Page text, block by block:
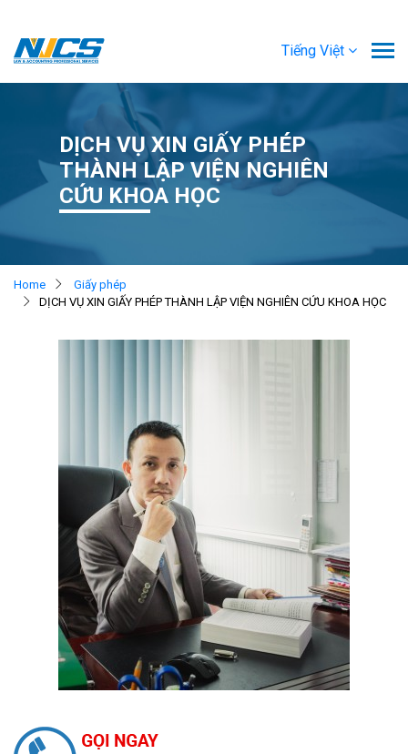
Tiếng Việt
DỊCH VỤ XIN GIẤY PHÉP
THÀNH LẬP VIỆN NGHIÊN
CỨU KHOA HỌC
Home
Giấy phép
DỊCH VỤ XIN GIẤY PHÉP THÀNH LẬP VIỆN NGHIÊN CỨU KHOA HỌC